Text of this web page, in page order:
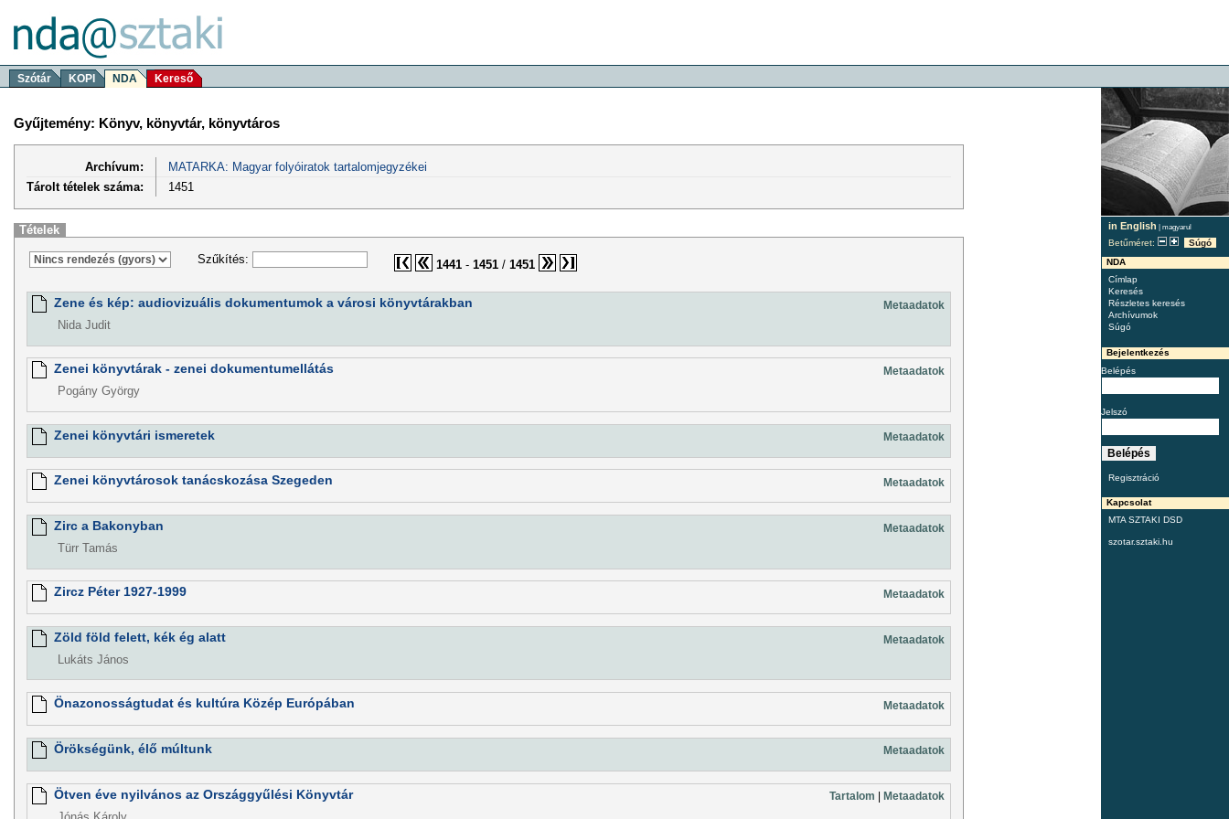
Szótár KOPI NDA Kereső
in English | magyarul
Betűméret:
Súgó
NDA
Címlap
Keresés
Részletes keresés
Archívumok
Súgó
Bejelentkezés
Belépés
Jelszó
Regisztráció
Kapcsolat
MTA SZTAKI DSD
szotar.sztaki.hu
Gyűjtemény: Könyv, könyvtár, könyvtáros
Archívum:
MATARKA: Magyar folyóiratok tartalomjegyzékei
Tárolt tételek száma:
1451
Tételek
Szűkítés: 1441- 1451/ 1451
Zene és kép: audiovizuális dokumentumok a városi könyvtárakban Metaadatok
Nida Judit
Zenei könyvtárak - zenei dokumentumellátás Metaadatok
Pogány György
Zenei könyvtári ismeretek Metaadatok
Zenei könyvtárosok tanácskozása Szegeden Metaadatok
Zirc a Bakonyban Metaadatok
Türr Tamás
Zircz Péter 1927-1999 Metaadatok
Zöld föld felett, kék ég alatt Metaadatok
Lukáts János
Önazonosságtudat és kultúra Közép Európában Metaadatok
Örökségünk, élő múltunk Metaadatok
Ötven éve nyilvános az Országgyűlési Könyvtár Tartalom Metaadatok